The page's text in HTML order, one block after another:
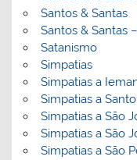
Santos & Santas
Santos & Santas
Satanismo
Simpatias
Simpatias a
Simpatias a
Simpatias a São
Simpatias a São
Simpatias a São